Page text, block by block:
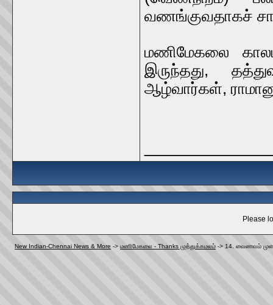
வணங்குவதாகச்
மணிமேகலை
இருந்தது,
ஆழ்வார்கள்,
Please
New Indian-Chennai News & More -> மணிமேகலை - Thanks முத்துக்கமலம் -> 14. வைணவம்